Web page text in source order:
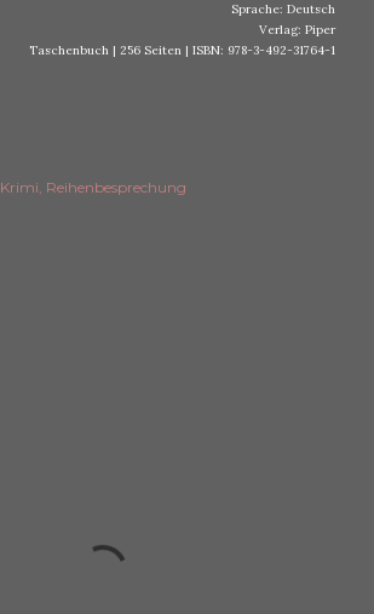
Sprache: Deutsch
Verlag: Piper
Taschenbuch | 256 Seiten | ISBN: 978-3-492-31764-1
Krimi Reihenbesprechung